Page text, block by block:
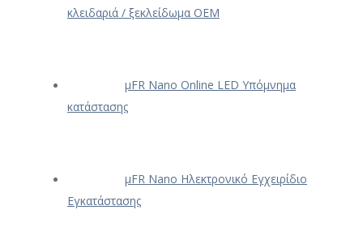
κλειδαριά / ξεκλείδωμα OEM
μFR Nano Online LED Υπόμνημα
κατάστασης
μFR Nano Ηλεκτρονικό Εγχειρίδιο
Εγκατάστασης